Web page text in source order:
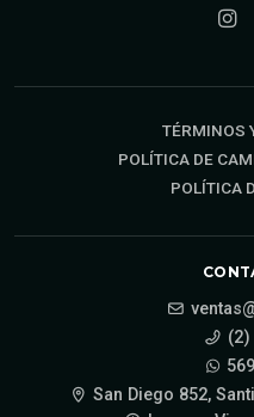
TÉRMINOS
POLÍTICA DE
POLÍTICA
(2)
San Diego 852,